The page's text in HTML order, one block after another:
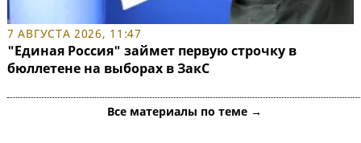
7 АВГУСТА 2026, 11:47
"Единая Россия" займет первую строчку в
бюллетене на выборах в ЗакС
Все материалы по теме →